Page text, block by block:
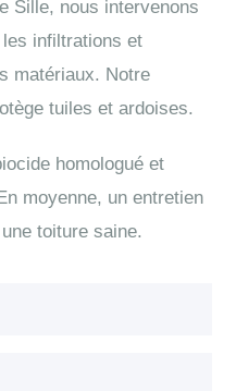
Sille, nous intervenons
infiltrations et
matériaux. Notre
tuiles et ardoises.
homologué et
moyenne, un entretien
toiture saine.